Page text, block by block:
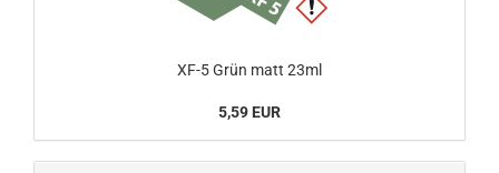
XF-5 Grün matt 23ml
5,59 EUR